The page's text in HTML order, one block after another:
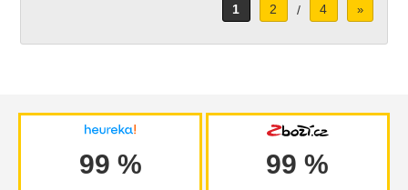
1 2 / 4 »
99 % 99 %